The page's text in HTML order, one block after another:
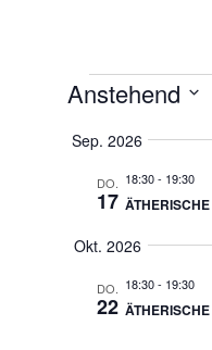
Anstehend
auswählen.
Sep. 2026
DO.
17
18:30- 19:30
Okt. 2026
DO.
22
18:30- 19:30